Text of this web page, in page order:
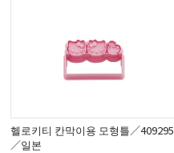
헬로키티 칸막이용 모형틀／409295
／일본